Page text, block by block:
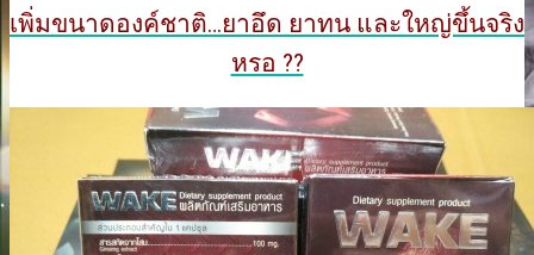
เพิ่มขนาดองค์ชาติ…ยาอึด ยาทน และใหญ่ขึ้นจริง
หรอ ??